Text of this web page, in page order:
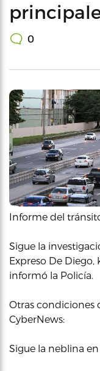
0
Informe del
Sigue la
Expreso De Diego,
informó la Policía.
Otras condiciones
CyberNews:
Sigue la neblina